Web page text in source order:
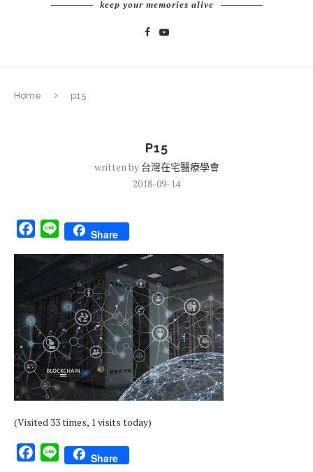
keep your memories alive
Home p15
P15
written by 台灣在宅醫療學會
2018-09-14
Facebook
Line Share
(Visited 33 times, 1 visits today)
Facebook
Line Share